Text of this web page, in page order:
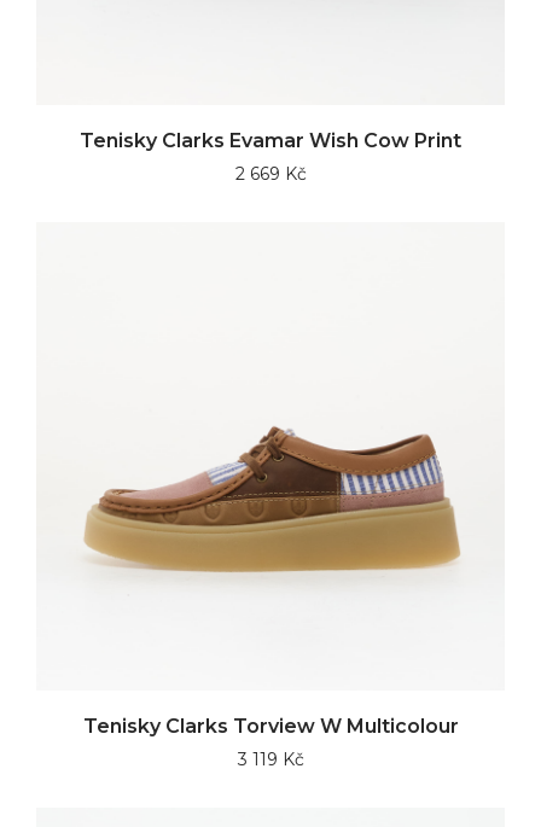
Tenisky Clarks Evamar Wish Cow Print
2 669 Kč
Tenisky Clarks Torview W Multicolour
3 119 Kč